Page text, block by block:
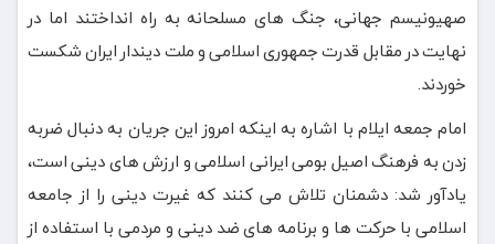
صهیونیسم جهانی، جنگ های مسلحانه به راه انداختند اما در
نهایت در مقابل قدرت جمهوری اسلامی و ملت دیندار ایران شکست
خوردند.
امام جمعه ایلام با اشاره به اینکه امروز این جریان به دنبال ضربه
زدن به فرهنگ اصیل بومی ایرانی اسلامی و ارزش های دینی است،
یادآور شد: دشمنان تلاش می کنند که غیرت دینی را از جامعه
اسلامی با حرکت ها و برنامه های ضد دینی و مردمی با استفاده از